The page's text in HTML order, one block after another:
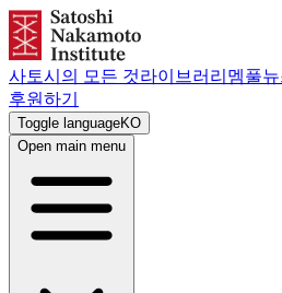
사토시의 모든 것라이브러리 멤풀
후원하기
Toggle languageKO
Open main menu